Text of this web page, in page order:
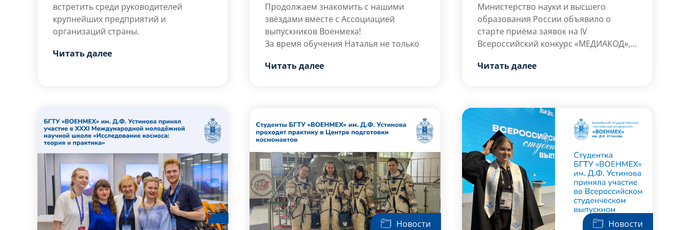
встретить среди руководителей
крупнейших предприятий и
организаций страны.
Читать далее
Продолжаем знакомить с нашими
звёздами вместе с Ассоциацией
выпускников Военмеха!
За время обучения Наталья не только
приборостроения и контроля
ВК
Rutube
Приемная комиссия
Читать далее
Министерство науки и высшего
образования России объявило о
старте приёма заявок на IV
Всероссийский конкурс «МЕДИАКОД»,
ежегодного Всероссийского
развитие творческих инициатив
представителей новых медиа и
студенческих СМИ. Его цель –
популяризация российской науки и […]
Читать далее
Новости Новости